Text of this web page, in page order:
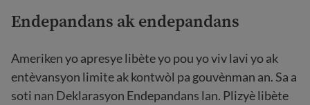
Endepandans ak endepandans
Ameriken yo apresye libète yo pou yo viv lavi yo ak
entèvansyon limite ak kontwòl pa gouvènman an. Sa a
soti nan Deklarasyon Endepandans lan. Plizyè libète